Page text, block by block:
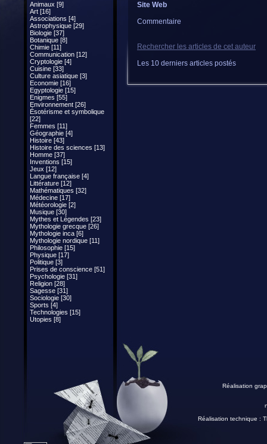
Animaux [9]
Art [16]
Associations [4]
Astrophysique [29]
Biologie [37]
Botanique [8]
Chimie [11]
Communication [12]
Cryptologie [4]
Cuisine [33]
Culture asiatique [3]
Economie [16]
Egyptologie [15]
Enigmes [55]
Environnement [26]
Ésotérisme et symbolique
[22]
Femmes [11]
Géographie [4]
Histoire [43]
Histoire des sciences [13]
Homme [37]
Inventions [15]
Jeux [12]
Langue française [4]
Littérature [12]
Mathématiques [32]
Médecine [17]
Météorologie [2]
Musique [30]
Mythes et Légendes [23]
Mythologie grecque [26]
Mythologie inca [6]
Mythologie nordique [11]
Philosophie [15]
Physique [17]
Politique [3]
Prises de conscience [51]
Psychologie [31]
Religion [28]
Sagesse [31]
Sociologie [30]
Sports [4]
Technologies [15]
Utopies [8]
Site Web
Commentaire
Rechercher les articles de cet auteur
Les 10 derniers articles postés
Réalisation
Réalisation technique :